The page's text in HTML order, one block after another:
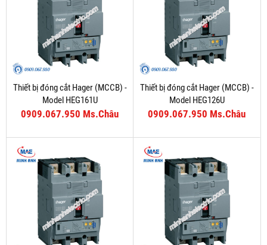
Thiết bị đóng cắt Hager (MCCB) -
Model HEG161U
0909.067.950 Ms.Châu
Thiết bị đóng cắt Hager (MCCB) -
Model HEG126U
0909.067.950 Ms.Châu